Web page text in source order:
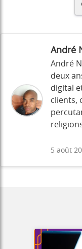
André
André
deux
digital
clients,
5 août